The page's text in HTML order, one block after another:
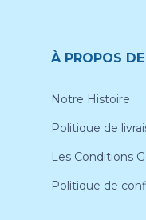
À PROPOS
Notre Histoire
Politique de
Les Conditions
Politique de